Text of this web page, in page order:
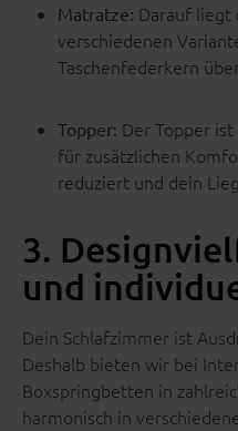
Matratze: Darauf liegt
verschiedenen
Taschenfederkern
Topper: Der Topper
für zusätzlichen
reduziert und dein
3.
und
Dein Schlafzimmer ist
Deshalb bieten wir bei
Boxspringbetten in
harmonisch in